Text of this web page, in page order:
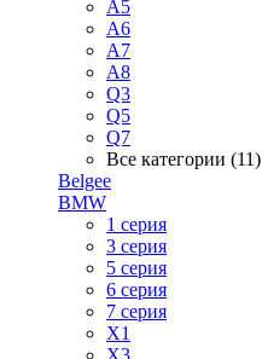
A5
A6
A7
A8
Q3
Q5
Q7
Все категории (11)
Belgee
BMW
1 серия
3 серия
5 серия
6 серия
7 серия
X1
X3